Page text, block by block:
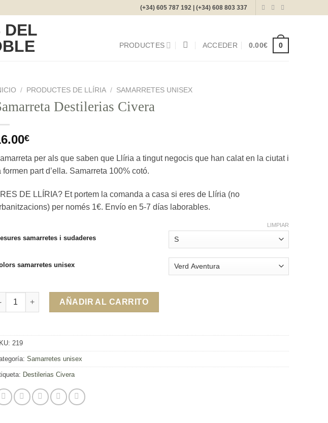
(+34) 605 787 192 | (+34) 608 803 337
PRODUCTES ACCEDER 0.00€ 0
/ PRODUCTES DE LLÍRIA / SAMARRETES UNISEX
Destilerias Civera
€
per als que saben que Llíria a tingut negocis que han calat en la ciutat i
formen part d’ella. Samarreta 100% cotó.
DE LLÍRIA? Et portem la comanda a casa si eres de Llíria (no
per només 1€. Envío en 5-7 días laborables.
samarretes i sudaderes
samarretes unisex
LIMPIAR
Destilerias Civera cantidad
AÑADIR AL CARRITO
219
Samarretes unisex
Destilerias Civera